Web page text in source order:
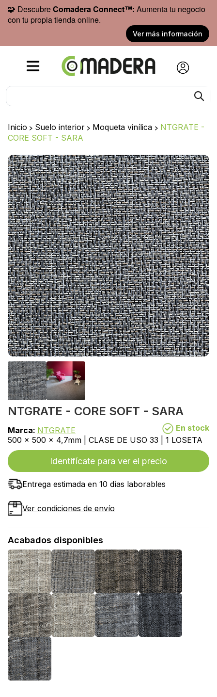
🧩 DescubreComadera Connect™: Aumenta tu negocio
con tu propia tienda online.
Ver más información
Inicio > Suelo interior > Moqueta vinílica > NTGRATE -
CORE SOFT - SARA
NTGRATE - CORE SOFT - SARA
Marca: NTGRATE
En stock
500 x 500 x 4,7mm | CLASE DE USO 33 | 1 LOSETA
Identifícate para ver el precio
Entrega estimada en 10 días laborables
Ver condiciones de envío
Acabados disponibles